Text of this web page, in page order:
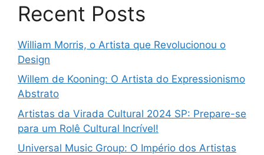
Recent Posts
William Morris, o Artista que Revolucionou o
Design
Willem de Kooning: O Artista do Expressionismo
Abstrato
Artistas da Virada Cultural 2024 SP: Prepare-se
para um Rolê Cultural Incrível!
Universal Music Group: O Império dos Artistas